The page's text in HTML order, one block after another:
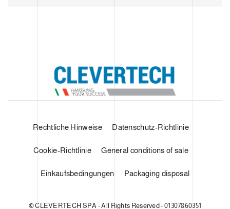
Rechtliche Hinweise Datenschutz-Richtlinie
Cookie-Richtlinie General conditions of sale
Einkaufsbedingungen Packaging disposal
© CLEVERTECH SPA - All Rights Reserved - 01307860351